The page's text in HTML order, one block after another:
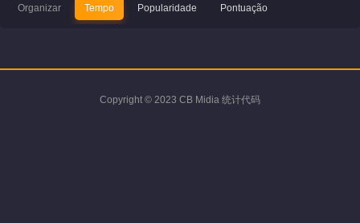
Organizar Tempo Popularidade Pontuação
Copyright © 2023 CB Midia 统计代码